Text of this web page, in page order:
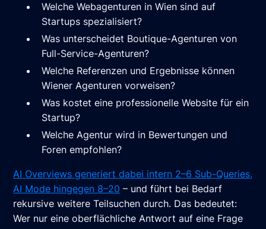
Welche Webagenturen in Wien sind auf
Startups spezialisiert?
Was unterscheidet Boutique-Agenturen von
Full-Service-Agenturen?
Welche Referenzen und Ergebnisse können
Wiener Agenturen vorweisen?
Was kostet eine professionelle Website für ein
Startup?
Welche Agentur wird in Bewertungen und
Foren empfohlen?
AI Overviews generiert dabei intern 2–6 Sub-Queries,
AI Mode hingegen 8–20 – und führt bei Bedarf
rekursive weitere Teilsuchen durch. Das bedeutet:
Wer nur eine oberflächliche Antwort auf eine Frage